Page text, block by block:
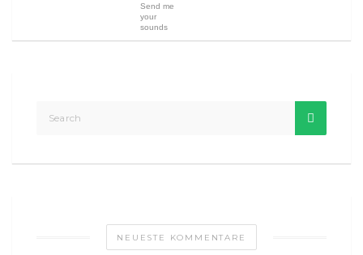
Send me
your
sounds
NEUESTE KOMMENTARE